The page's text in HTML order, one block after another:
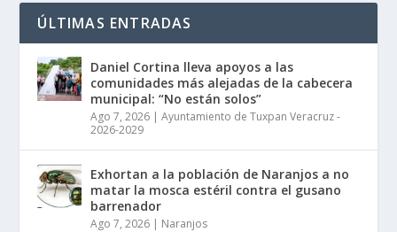
ÚLTIMAS ENTRADAS
Daniel Cortina lleva apoyos a las
comunidades más alejadas de la cabecera
municipal: “No están solos”
Ago 7, 2026 |Ayuntamiento de Tuxpan Veracruz -
2026-2029
Exhortan a la población de Naranjos a no
matar la mosca estéril contra el gusano
barrenador
Ago 7, 2026 | Naranjos